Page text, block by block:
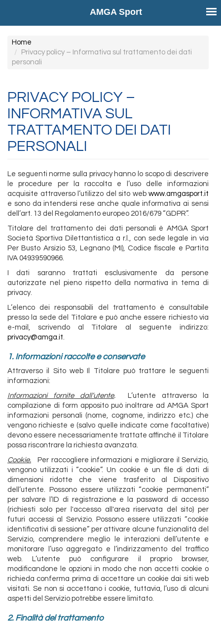
AMGA Sport
contenuto
Home
Privacy policy – Informativa sul trattamento dei dati
personali
PRIVACY POLICY –
INFORMATIVA SUL
TRATTAMENTO DEI DATI
PERSONALI
Le seguenti norme sulla privacy hanno lo scopo di descrivere
le procedure per la raccolta e l’uso delle informazioni
acquisite attraverso l’utilizzo del sito web www.amgasport.it
e sono da intendersi rese anche quale informativa ai sensi
dell’art. 13 del Regolamento europeo 2016/679 “GDPR”.
Titolare del trattamento dei dati personali è AMGA Sport
Società Sportiva Dilettantistica a r.l., con sede legale in via
Per Busto Arsizio 53, Legnano (MI), Codice fiscale e Partita
IVA 04939590966.
I dati saranno trattati esclusivamente da persone
autorizzate nel pieno rispetto della normativa in tema di
privacy.
L’elenco dei responsabili del trattamento è consultabile
presso la sede del Titolare e può anche essere richiesto via
e-mail, scrivendo al Titolare al seguente indirizzo:
privacy@amga.it.
1. Informazioni raccolte e conservate
Attraverso il Sito web Il Titolare può trattare le seguenti
informazioni:
Informazioni fornite dall’utente. L’utente attraverso la
compilazione di form apposito può inoltrare ad AMGA Sport
informazioni personali (nome, cognome, indirizzo etc.) che
vengono richieste e (salvo quelle indicate come facoltative)
devono essere necessariamente trattate affinché il Titolare
possa riscontrare la richiesta avanzata.
Cookie. Per raccogliere informazioni e migliorare il Servizio,
vengono utilizzati i “cookie”. Un cookie è un file di dati di
dimensioni ridotte che viene trasferito al Dispositivo
dell’utente. Possono essere utilizzati “cookie permanenti”
per salvare l’ID di registrazione e la password di accesso
(richiesti solo per l'accesso all'area riservata del sito) per
futuri accessi al Servizio. Possono essere utilizzati “cookie
identificativi di sessione” per attivare alcune funzionalità del
Servizio, comprendere meglio le interazioni dell’utente e
monitorare l’uso aggregato e l’indirizzamento del traffico
web. L’utente può configurare il proprio browser,
modificandone le opzioni in modo che non accetti cookie o
richieda conferma prima di accettare un cookie dai siti web
visitati. Se non si accettano i cookie, tuttavia, l’uso di alcuni
aspetti del Servizio potrebbe essere limitato.
2. Finalità del trattamento